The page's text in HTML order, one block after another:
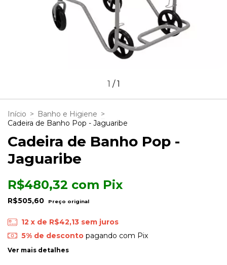
1 /1
Início > Banho e Higiene >
Cadeira de Banho Pop - Jaguaribe
Cadeira de Banho Pop -
Jaguaribe
R$505,60
R$480,32 com Pix
12 x de R$42,13 sem juros
5% de descontopagando com Pix
Ver mais detalhes